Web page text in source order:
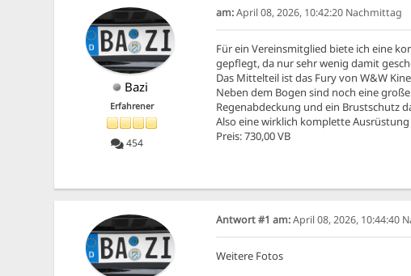
Bazi
Erfahrener
454
am:April 08, 2026, 10:42:20 Nachmittag
Für ein Vereinsmitglied biete ich eine
gepflegt, da nur sehr wenig damit
Das Mittelteil ist das Fury von W&W
Neben dem Bogen sind noch eine
Regenabdeckung und ein Brustschutz
Also eine wirklich komplette
Preis: 730,00 VB
Antwort #1 am:April 08, 2026, 10:44:40
Weitere Fotos